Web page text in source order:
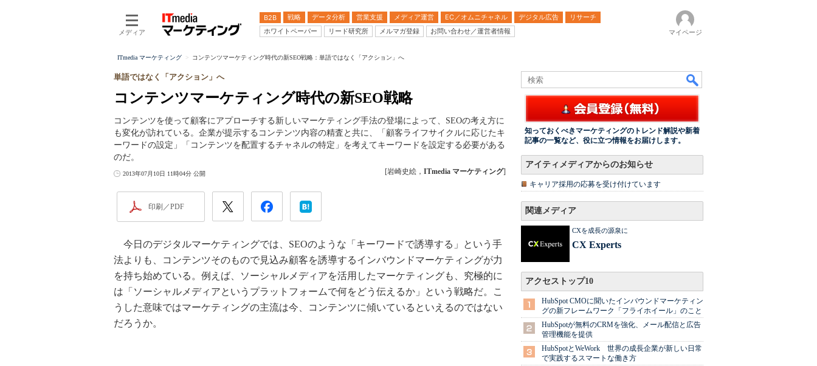
メディア
B2B 戦略 データ分析 営業支援 メディア運営 EC／オムニチャネル デジタル広告
リサーチ
ホワイトペーパー
リード研究所 メルマガ登録 お問い合わせ／運営者情報 マイページ
ITmedia マーケティング コンテンツマーケティング時代の新SEO戦略：単語ではなく「アクション」へ
コンテンツマーケティング時代の新SEO戦略
単語ではなく「アクション」へ
コンテンツを使って顧客にアプローチする新しいマーケティング手法の登場によって、SEOの考え方に
も変化が訪れている。企業が提示するコンテンツ内容の精査と共に、「顧客ライフサイクルに応じたキ
ーワードの設定」「コンテンツを配置するチャネルの特定」を考えてキーワードを設定する必要がある
のだ。
2013年07月10日 11時04分 公開 [岩崎史絵， ITmedia マーケティング]
印刷／PDF
今日のデジタルマーケティングでは、SEOのような「キーワードで誘導する」という手
法よりも、コンテンツそのもので見込み顧客を誘導するインバウンドマーケティングが力
を持ち始めている。例えば、ソーシャルメディアを活用したマーケティングも、究極的に
は「ソーシャルメディアというプラットフォームで何をどう伝えるか」という戦略だ。こ
うした意味ではマーケティングの主流は今、コンテンツに傾いているといえるのではない
だろうか。
知っておくべきマーケティングのトレンド解説や新着
記事の一覧など、役に立つ情報をお届けします。
アイティメディアからのお知らせ
キャリア採用の応募を受け付けています
関連メディア
CXを成長の源泉に
CX Experts
アクセストップ10
HubSpot CMOに聞いたインバウンドマーケティン
グの新フレームワーク「フライホイール」のこと
HubSpotが無料のCRMを強化、メール配信と広告
管理機能を提供
HubSpotとWeWork 世界の成長企業が新しい日常
で実践するスマートな働き方